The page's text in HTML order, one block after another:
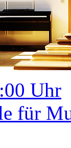
Uhr
für